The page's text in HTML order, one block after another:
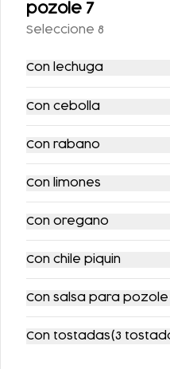
TACOS DE MACIZA
$100.00
Combos
COMBO FLAUTAS
pozole 7
Seleccione 8
Con lechuga
Con cebolla
Con rabano
Con limones
Con oregano
Con chile piquin
Con salsa para pozole
Con tostadas(3